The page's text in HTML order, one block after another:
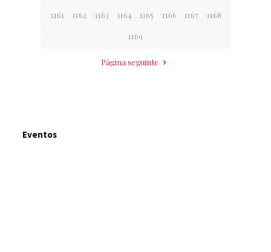
1161 1162 1163 1164 1165 1166 1167 1168
1169
Página seguinte
Eventos